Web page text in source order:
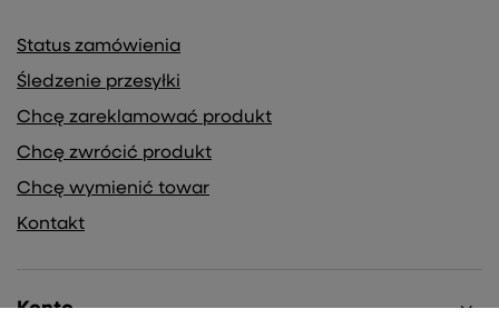
Status zamówienia
Śledzenie przesyłki
Chcę zareklamować produkt
Chcę zwrócić produkt
Chcę wymienić towar
Kontakt
Konto